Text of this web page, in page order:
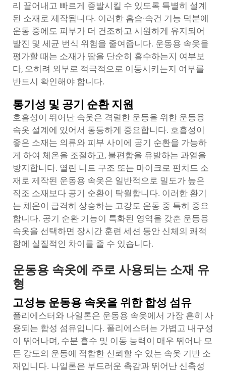
리 끌어내고 빠르게 증발시킬 수 있도록 특별히 설계
된 소재로 제작됩니다. 이러한 흡습·속건 기능 덕분에
운동 중에도 피부가 더 건조하고 시원하게 유지되어
발진 및 세균 번식 위험을 줄여줍니다. 운동용 속옷을
평가할 때는 소재가 땀을 단순히 흡수하는지 여부보
다, 오히려 외부로 적극적으로 이동시키는지 여부를
반드시 확인해야 합니다.
통기성 및 공기 순환 지원
호흡성이 뛰어난 속옷은 격렬한 운동을 위한 운동용
속옷 설계에 있어서 동등하게 중요합니다. 호흡성이
좋은 소재는 의류와 피부 사이에 공기 순환을 가능하
게 하여 체온을 조절하고, 불편함을 유발하는 과열을
방지합니다. 열린 니트 구조 또는 마이크로 펀치드 소
재로 제작된 운동용 속옷은 일반적으로 밀도가 높은
직조 소재보다 공기 순환이 탁월합니다. 이러한 환기
는 체온이 급격히 상승하는 고강도 운동 중 특히 중요
합니다. 공기 순환 기능이 특화된 영역을 갖춘 운동용
속옷을 선택하면 장시간 훈련 세션 동안 신체의 쾌적
함에 실질적인 차이를 줄 수 있습니다.
운동용 속옷에 주로 사용되는 소재 유
형
고성능 운동용 속옷을 위한 합성 섬유
폴리에스터와 나일론은 운동용 속옷에서 가장 흔히 사
용되는 합성 섬유입니다. 폴리에스터는 가볍고 내구성
이 뛰어나며, 수분 흡수 및 이동 능력이 매우 뛰어나 모
든 강도의 운동에 적합한 신뢰할 수 있는 속옷 기반 소
재입니다. 나일론은 부드러운 촉감과 뛰어난 신축성